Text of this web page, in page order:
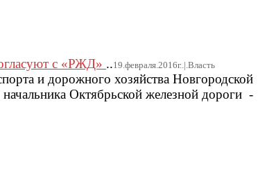
с «РЖД» ..19.февраля.2016г..|.Власть
и дорожного хозяйства Новгородской
начальника Октябрьской железной дороги -